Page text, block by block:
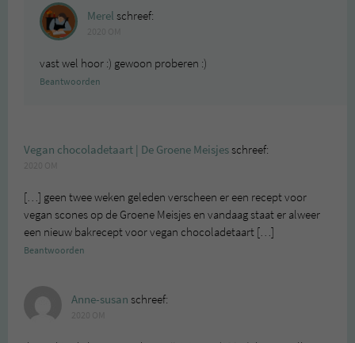
Merel schreef:
vast wel hoor :) gewoon proberen :)
Beantwoorden
Vegan chocoladetaart | De Groene Meisjesschreef:
[…] geen twee weken geleden verscheen er een recept voor
vegan scones op de Groene Meisjes en vandaag staat er alweer
een nieuw bakrecept voor vegan chocoladetaart […]
Beantwoorden
Anne-susan schreef: